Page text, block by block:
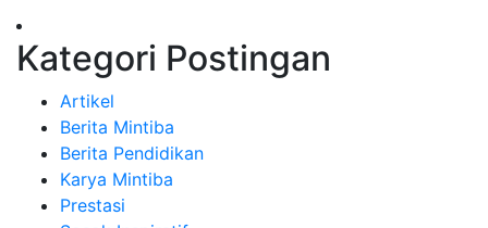
Kategori Postingan
Artikel
Berita Mintiba
Berita Pendidikan
Karya Mintiba
Prestasi